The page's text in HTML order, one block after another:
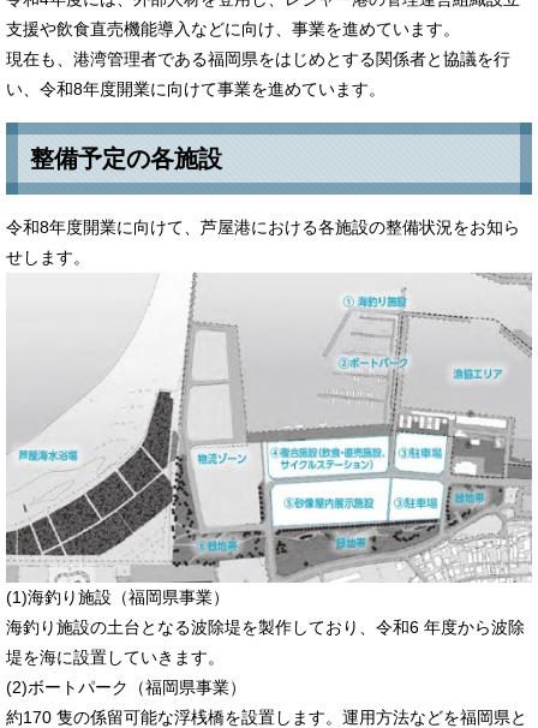
支援や飲食直売機能導入などに向け、事業を進めています。
現在も、港湾管理者である福岡県をはじめとする関係者と協議を行
い、令和8年度開業に向けて事業を進めています。
整備予定の各施設
令和8年度開業に向けて、芦屋港における各施設の整備状況をお知ら
せします。
​(1)海釣り施設（福岡県事業）
海釣り施設の土台となる波除堤を製作しており、令和6 年度から波除
堤を海に設置していきます。
(2)ボートパーク（福岡県事業）
約170 隻の係留可能な浮桟橋を設置します。運用方法などを福岡県と